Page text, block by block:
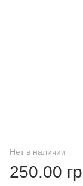
Нет в наличии
250.00